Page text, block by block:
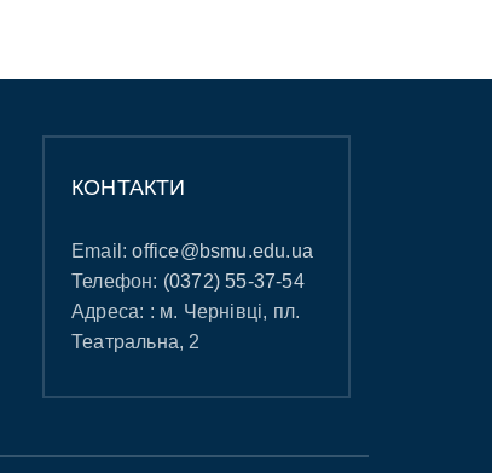
КОНТАКТИ
Email:office@bsmu.edu.ua
Телефон: (0372) 55-37-54
Адреса: : м. Чернівці, пл.
Театральна, 2